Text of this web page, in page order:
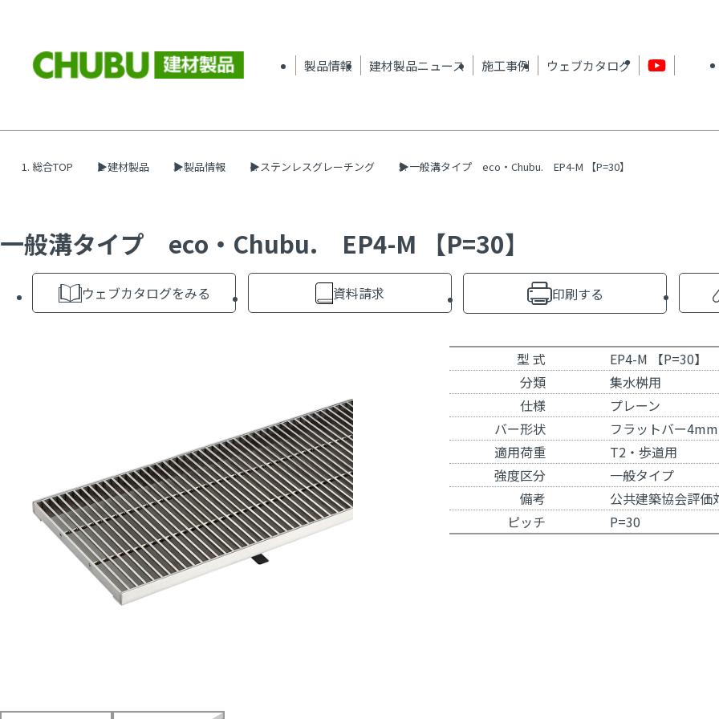
製品情報 建材製品ニュース 施工事例 ウェブカタログ
総合TOP 建材製品 製品情報 ステンレスグレーチング 一般溝タイプ eco・Chubu. EP4-M 【P=30】
一般溝タイプ eco・Chubu. EP4-M 【P=30】
ウェブカタログをみる 資料請求 印刷する
型 式
EP4-M 【P=30】
分類
集水桝用
仕様
プレーン
バー形状
フラットバー4mm
適用荷重
T2・歩道用
強度区分
一般タイプ
備考
公共建築協会評価
ピッチ
P=30